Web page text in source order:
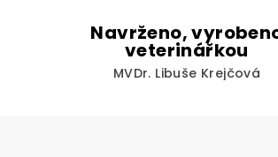
Navrženo,
veterinářkou
MVDr. Libuše Krejčová